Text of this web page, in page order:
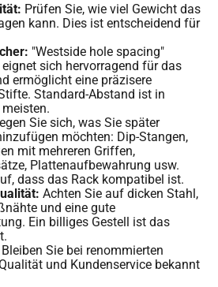
Prüfen Sie, wie viel Gewicht das
kann. Dies ist entscheidend für
"Westside hole spacing"
sich hervorragend für das
ermöglicht eine präzisere
Standard-Abstand ist in
Sie sich, was Sie später
möchten: Dip-Stangen,
mit mehreren Griffen,
Plattenaufbewahrung usw.
dass das Rack kompatibel ist.
Achten Sie auf dicken Stahl,
und eine gute
Ein billiges Gestell ist das
Bleiben Sie bei renommierten
und Kundenservice bekannt